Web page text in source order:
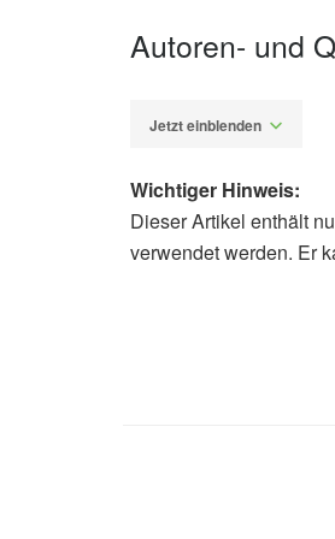
Autoren- und
Jetzt einblenden
Diplom-
Wichtiger Hinweis:
Dieser Artikel enthält
verwendet werden. Er